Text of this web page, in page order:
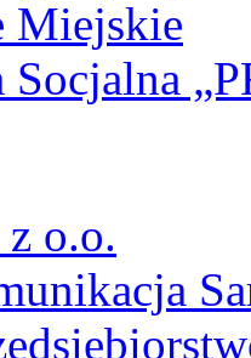
Miejskie
Socjalna
o.o.